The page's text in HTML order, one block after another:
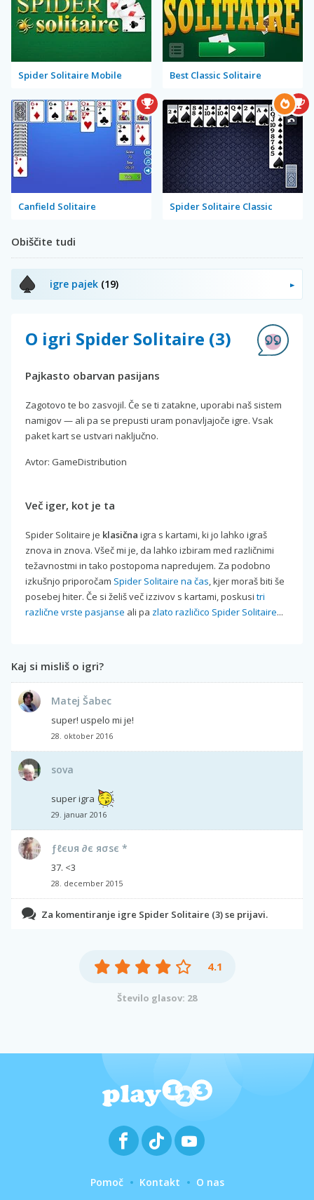
Spider Solitaire Mobile Best Classic Solitaire
Canfield Solitaire Spider Solitaire Classic
Obiščite tudi
igre pajek (19)
O igri Spider Solitaire (3)
Pajkasto obarvan pasijans
Zagotovo te bo zasvojil. Če se ti zatakne, uporabi naš sistem
namigov — ali pa se prepusti uram ponavljajoče igre. Vsak
paket kart se ustvari naključno.
Avtor: GameDistribution
Več iger, kot je ta
Spider Solitaire je klasična igra s kartami, ki jo lahko igraš
znova in znova. Všeč mi je, da lahko izbiram med različnimi
težavnostmi in tako postopoma napredujem. Za podobno
izkušnjo priporočam Spider Solitaire na čas, kjer moraš biti še
posebej hiter. Če si želiš več izzivov s kartami, poskusi tri
različne vrste pasjanse ali pa zlato različico Spider Solitaire...
Kaj si misliš o igri?
Matej Šabec
super! uspelo mi je!
28. oktober 2016
sova
super igra
29. januar 2016
ƒℓєυя ∂є яσѕє *
37. <3
28. december 2015
Za komentiranje igre Spider Solitaire (3) se prijavi.
4.1
Število glasov: 28
Pomoč Kontakt O nas